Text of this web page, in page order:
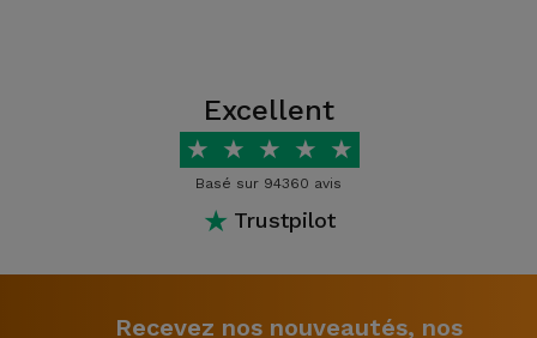
couleurs et de matériaux, pour tous les modèles de
différents fabricants. Trouvez la meilleure solution
pour votre smartphone avec iServices.
Quels sont les types de coques
vendus par iServices ?
propose les meilleures solutions pour protéger votre
Excellent
★ ★ ★ ★ ★
Basé sur 94360 avis
★ Trustpilot
Recevez nos nouveautés, nos